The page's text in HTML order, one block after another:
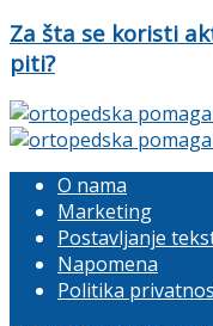
Za šta se koristi
piti?
O nama
Marketing
Postavljanje
Napomena
Politika